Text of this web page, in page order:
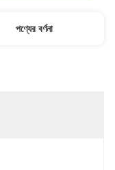
পণ্যের বর্ণনা